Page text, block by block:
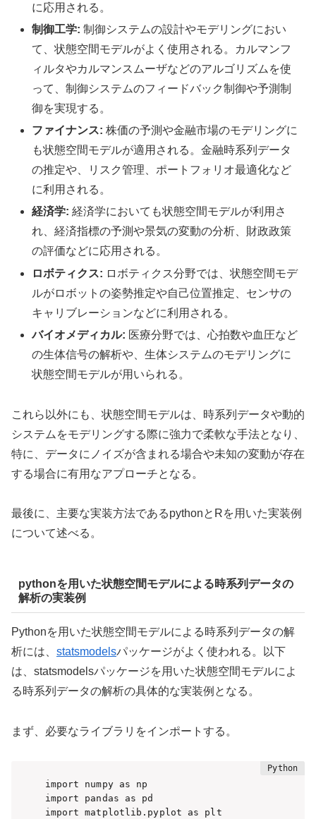
に応用される。
制御工学: 制御システムの設計やモデリングにおい
て、状態空間モデルがよく使用される。カルマンフ
ィルタやカルマンスムーザなどのアルゴリズムを使
って、制御システムのフィードバック制御や予測制
御を実現する。
ファイナンス: 株価の予測や金融市場のモデリングに
も状態空間モデルが適用される。金融時系列データ
の推定や、リスク管理、ポートフォリオ最適化など
に利用される。
経済学: 経済学においても状態空間モデルが利用さ
れ、経済指標の予測や景気の変動の分析、財政政策
の評価などに応用される。
ロボティクス: ロボティクス分野では、状態空間モデ
ルがロボットの姿勢推定や自己位置推定、センサの
キャリブレーションなどに利用される。
バイオメディカル: 医療分野では、心拍数や血圧など
の生体信号の解析や、生体システムのモデリングに
状態空間モデルが用いられる。
これら以外にも、状態空間モデルは、時系列データや動的
システムをモデリングする際に強力で柔軟な手法となり、
特に、データにノイズが含まれる場合や未知の変動が存在
する場合に有用なアプローチとなる。
最後に、主要な実装方法であるpythonとRを用いた実装例
について述べる。
pythonを用いた状態空間モデルによる時系列データの
解析の実装例
Pythonを用いた状態空間モデルによる時系列データの解
析には、 statsmodelsパッケージがよく使われる。以下
は、statsmodelsパッケージを用いた状態空間モデルによ
る時系列データの解析の具体的な実装例となる。
まず、必要なライブラリをインポートする。
import numpy as np
import pandas as pd
import matplotlib.pyplot as plt